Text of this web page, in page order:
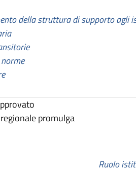
della struttura di supporto agli
promulga
Ruolo